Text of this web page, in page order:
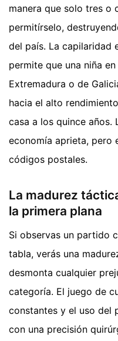
manera que solo tres o
permitírselo,
del país. La capilaridad
permite que una niña
Extremadura o de
hacia el alto
casa a los quince años.
economía aprieta, pero
códigos postales.
La madurez
la primera plana
Si observas un partido
tabla, verás una
desmonta cualquier
categoría. El juego de
constantes y el uso del
con una precisión